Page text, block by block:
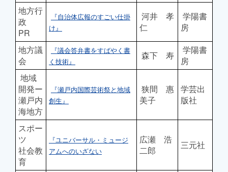
地方行
政
PR
『自治体広報のすごい仕掛
け』
河井 孝
仁
学陽書
房
地方議
会
『議会答弁書をすばやく書
く技術』
森下 寿
学陽書
房
地域
開発ー
瀬戸内
海地方
『瀬戸内国際芸術祭と地域
創生』
狭間 惠
美子
学芸出
版社
スポー
ツ
社会教
育
『ユニバーサル・ミュージ
アムへのいざない
広瀬 浩
二郎
三元社